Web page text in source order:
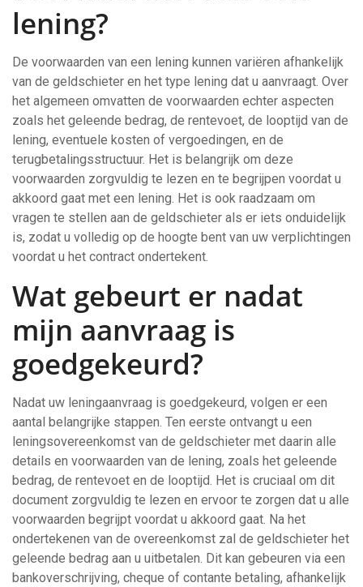
lening?
De voorwaarden van een lening kunnen variëren afhankelijk
van de geldschieter en het type lening dat u aanvraagt. Over
het algemeen omvatten de voorwaarden echter aspecten
zoals het geleende bedrag, de rentevoet, de looptijd van de
lening, eventuele kosten of vergoedingen, en de
terugbetalingsstructuur. Het is belangrijk om deze
voorwaarden zorgvuldig te lezen en te begrijpen voordat u
akkoord gaat met een lening. Het is ook raadzaam om
vragen te stellen aan de geldschieter als er iets onduidelijk
is, zodat u volledig op de hoogte bent van uw verplichtingen
voordat u het contract ondertekent.
Wat gebeurt er nadat
mijn aanvraag is
goedgekeurd?
Nadat uw leningaanvraag is goedgekeurd, volgen er een
aantal belangrijke stappen. Ten eerste ontvangt u een
leningsovereenkomst van de geldschieter met daarin alle
details en voorwaarden van de lening, zoals het geleende
bedrag, de rentevoet en de looptijd. Het is cruciaal om dit
document zorgvuldig te lezen en ervoor te zorgen dat u alle
voorwaarden begrijpt voordat u akkoord gaat. Na het
ondertekenen van de overeenkomst zal de geldschieter het
geleende bedrag aan u uitbetalen. Dit kan gebeuren via een
bankoverschrijving, cheque of contante betaling, afhankelijk